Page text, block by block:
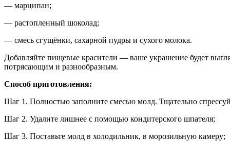
— марципан;
— растопленный шоколад;
— смесь сгущёнки, сахарной пудры и сухого молока.
Добавляйте пищевые красители — ваше украшение будет
потрясающим и разнообразным.
Способ приготовления:
Шаг 1. Полностью заполните смесью молд. Тщательно
Шаг 2. Удалите лишнее с помощью кондитерского шпателя;
Шаг 3. Поставьте молд в холодильник, в морозильную камеру;